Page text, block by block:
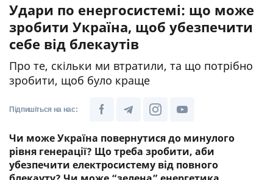
Удари по енергосистемі: що може
зробити Україна, щоб убезпечити
себе від блекаутів
Про те, скільки ми втратили, та що потрібно
зробити, щоб було краще
Підпишіться на нас:
Чи може Україна повернутися до минулого
рівня генерації? Що треба зробити, аби
убезпечити електросистему від повного